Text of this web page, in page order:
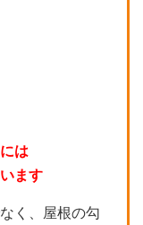
は
ます
く、屋根の勾